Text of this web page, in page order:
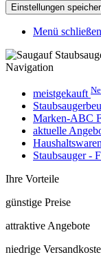
Menü schließen
Navigation
meistgekauft
Marken-ABC
aktuelle
Haushaltswaren
Staubsauger -
Ihre Vorteile
günstige Preise
attraktive Angebote
niedrige